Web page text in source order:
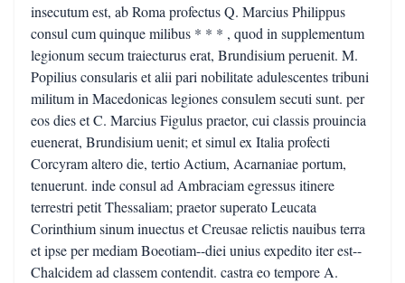
insecutum est, ab Roma profectus Q. Marcius Philippus
consul cum quinque milibus * * * , quod in supplementum
legionum secum traiecturus erat, Brundisium peruenit. M.
Popilius consularis et alii pari nobilitate adulescentes tribuni
militum in Macedonicas legiones consulem secuti sunt. per
eos dies et C. Marcius Figulus praetor, cui classis prouincia
euenerat, Brundisium uenit; et simul ex Italia profecti
Corcyram altero die, tertio Actium, Acarnaniae portum,
tenuerunt. inde consul ad Ambraciam egressus itinere
terrestri petit Thessaliam; praetor superato Leucata
Corinthium sinum inuectus et Creusae relictis nauibus terra
et ipse per mediam Boeotiam--diei unius expedito iter est--
Chalcidem ad classem contendit. castra eo tempore A.